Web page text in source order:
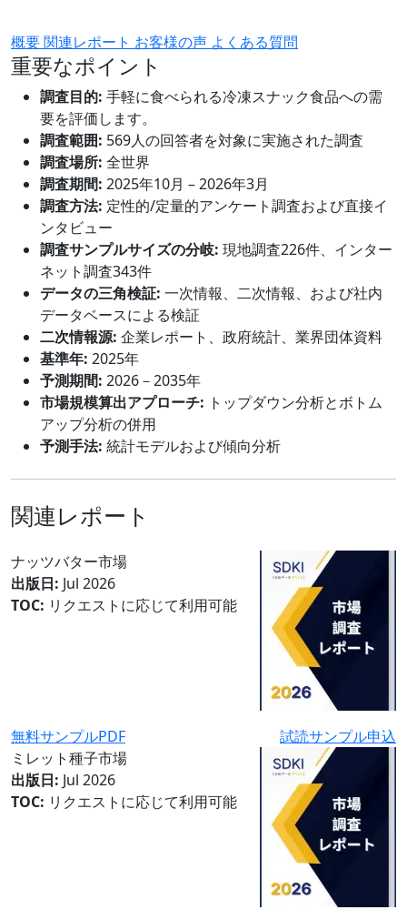
概要関連レポート お客様の声 よくある質問
重要なポイント
調査目的: 手軽に食べられる冷凍スナック食品への需
要を評価します。
調査範囲: 569人の回答者を対象に実施された調査
調査場所: 全世界
調査期間: 2025年10月 – 2026年3月
調査方法: 定性的/定量的アンケート調査および直接イ
ンタビュー
調査サンプルサイズの分岐: 現地調査226件、インター
ネット調査343件
データの三角検証: 一次情報、二次情報、および社内
データベースによる検証
二次情報源: 企業レポート、政府統計、業界団体資料
基準年: 2025年
予測期間: 2026－2035年
市場規模算出アプローチ: トップダウン分析とボトム
アップ分析の併用
予測手法: 統計モデルおよび傾向分析
関連レポート
ナッツバター市場
出版日: Jul 2026
TOC: リクエストに応じて利用可能
無料サンプルPDF
試読サンプル申込
ミレット種子市場
出版日: Jul 2026
TOC: リクエストに応じて利用可能